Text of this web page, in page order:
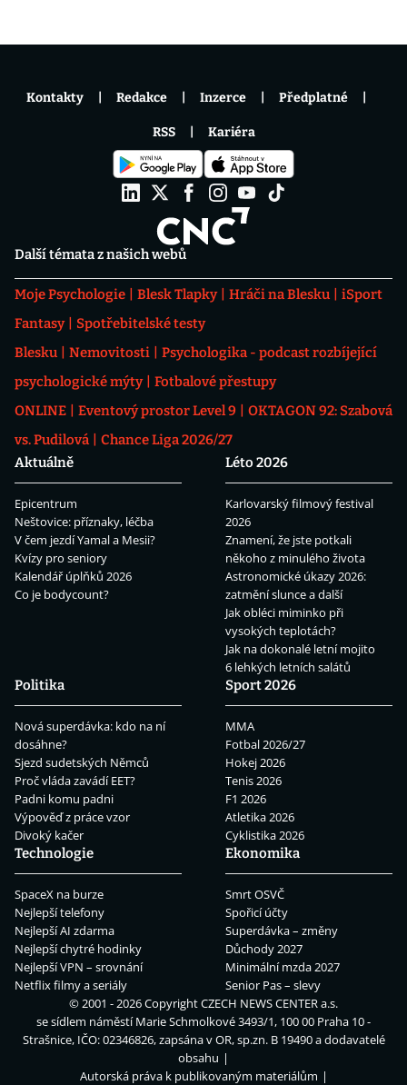
Další témata z našich webů
Moje Psychologie Blesk Tlapky Hráči na Blesku
iSport
Fantasy
Spotřebitelské testy
Blesku
Nemovitosti
Psychologika - podcast rozbíjející
psychologické mýty
Fotbalové přestupy
ONLINE
Eventový prostor Level 9
OKTAGON 92: Szabová
vs. Pudilová
Chance Liga 2026/27
Aktuálně
Epicentrum
Neštovice: příznaky, léčba
V čem jezdí Yamal a Mesii?
Kvízy pro seniory
Kalendář úplňků 2026
Co je bodycount?
Léto 2026
Karlovarský filmový festival
2026
Znamení, že jste potkali
někoho z minulého života
Astronomické úkazy 2026:
zatmění slunce a další
Jak obléci miminko při
vysokých teplotách?
Jak na dokonalé letní mojito
6 lehkých letních salátů
Politika
Nová superdávka: kdo na ní
dosáhne?
Sjezd sudetských Němců
Proč vláda zavádí EET?
Padni komu padni
Výpověď z práce vzor
Divoký kačer
Sport 2026
MMA
Fotbal 2026/27
Hokej 2026
Tenis 2026
F1 2026
Atletika 2026
Cyklistika 2026
Technologie
SpaceX na burze
Nejlepší telefony
Nejlepší AI zdarma
Nejlepší chytré hodinky
Nejlepší VPN – srovnání
Netflix filmy a seriály
Ekonomika
Smrt OSVČ
Spořicí účty
Superdávka – změny
Důchody 2027
Minimální mzda 2027
Senior Pas – slevy
Kontakty Redakce Inzerce Předplatné
RSS Kariéra
© 2001 - 2026 CopyrightCZECH NEWS CENTER a.s.
se sídlem náměstí Marie Schmolkové 3493/1, 100 00 Praha 10 -
Strašnice, IČO: 02346826, zapsána v OR, sp.zn. B 19490 a dodavatelé
obsahu
Autorská práva k publikovaným materiálům